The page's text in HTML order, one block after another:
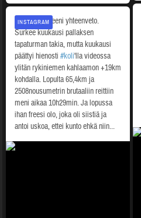
Heinäkuun treeni yhteenveto.
Surkee kuukausi pallaksen
tapaturman takia, mutta kuukausi
päättyi hienosti#koli'lla videossa
ylitän rykiniemen kahlaamon +19km
kohdalla. Lopulta 65,4km ja
2508nousumetrin brutaaliin reittiin
meni aikaa 10h29min. Ja lopussa
ihan freesi olo, joka oli siistiä ja
antoi uskoa, ettei kunto ehkä niin...
INSTAGRAM